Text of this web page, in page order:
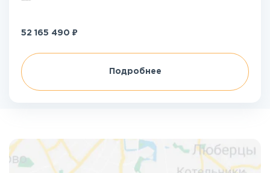
52 165 490 ₽
Подробнее